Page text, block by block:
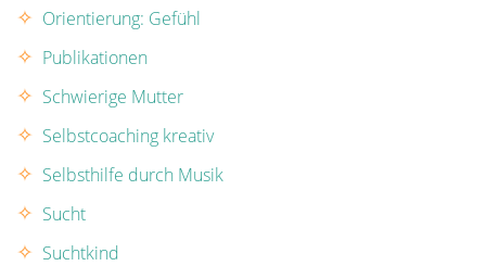
Orientierung: Gefühl
Publikationen
Schwierige Mutter
Selbstcoaching kreativ
Selbsthilfe durch Musik
Sucht
Suchtkind